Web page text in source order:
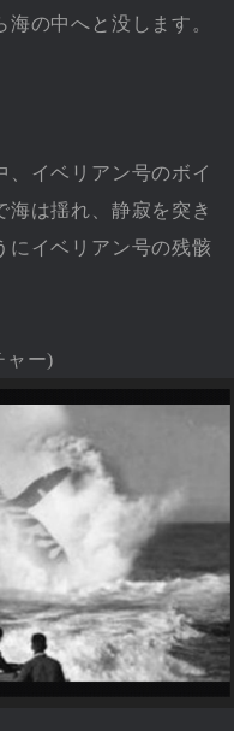
の中へと没します。
、イベリアン号のボイ
海は揺れ、静寂を突き
にイベリアン号の残骸
ャー)